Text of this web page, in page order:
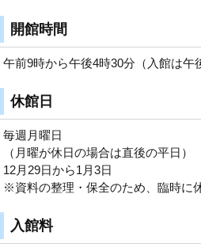
開館時間
午前9時から午後4時30分（入館は午
休館日
毎週月曜日
（月曜が休日の場合は直後の平日）
12月29日から1月3日
※資料の整理・保全のため、臨時に
入館料